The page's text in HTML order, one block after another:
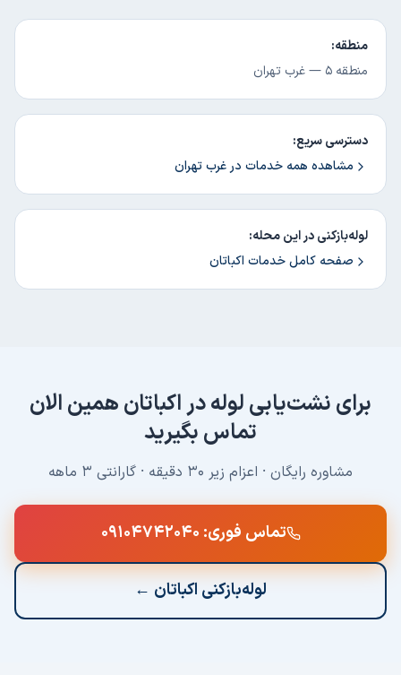
منطقه:
منطقه ۵
—غرب تهران
دسترسی سریع:
مشاهده همه خدمات در غرب تهران
لوله‌بازکنی در این محله:
صفحه کامل خدمات اکباتان
براینشت‌یابی لولهدراکباتانهمین الان
تماس بگیرید
مشاوره رایگان · اعزام زیر ۳۰ دقیقه · گارانتی ۳ ماهه
تماس فوری: ۰۹۱۰۴۷۴۲۰۴۰
لوله‌بازکنی اکباتان ←